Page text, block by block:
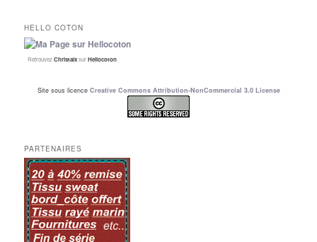
HELLO COTON
RetrouvezChristalxsurHellocoton
Site sous licence Creative Commons Attribution-NonCommercial 3.0 License
PARTENAIRES